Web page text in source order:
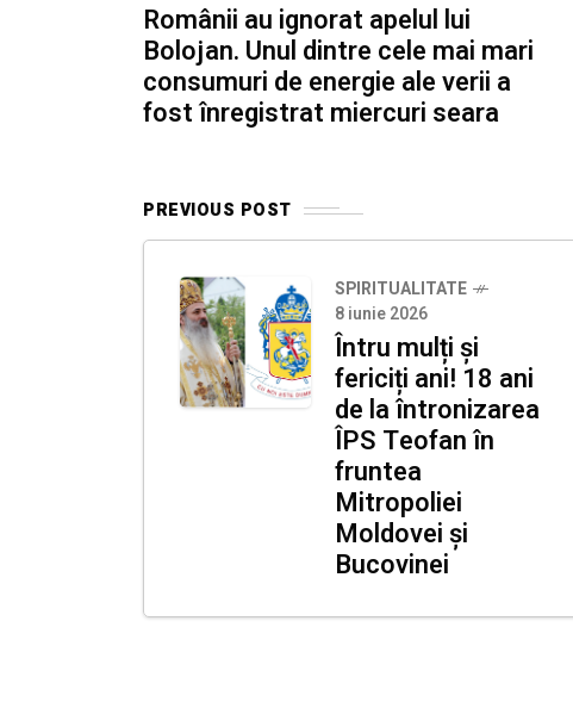
Românii au ignorat apelul lui
Bolojan. Unul dintre cele mai mari
consumuri de energie ale verii a
fost înregistrat miercuri seara
PREVIOUS POST
SPIRITUALITATE
8 iunie 2026
Întru mulți și
fericiți ani! 18 ani
de la întronizarea
ÎPS Teofan în
fruntea
Mitropoliei
Moldovei și
Bucovinei